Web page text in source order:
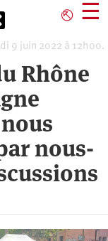
⎋ ☰
9 juin 2022 à 12h00.
Rhône
nous-